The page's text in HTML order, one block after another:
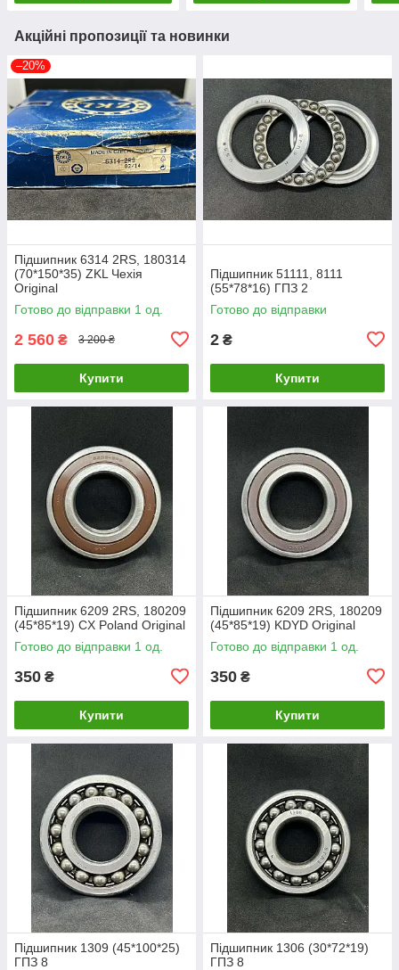
Акційні пропозиції та новинки
–20%
Підшипник 6314 2RS, 180314
(70*150*35) ZKL Чехія
Original
Готово до відправки 1 од.
2 560 ₴ 3 200 ₴
Купити
Підшипник 51111, 8111
(55*78*16) ГПЗ 2
Готово до відправки
2 ₴
Купити
Підшипник 6209 2RS, 180209
(45*85*19) CX Poland Original
Готово до відправки 1 од.
350 ₴
Купити
Підшипник 6209 2RS, 180209
(45*85*19) KDYD Original
Готово до відправки 1 од.
350 ₴
Купити
Підшипник 1309 (45*100*25)
ГПЗ 8
Підшипник 1306 (30*72*19)
ГПЗ 8